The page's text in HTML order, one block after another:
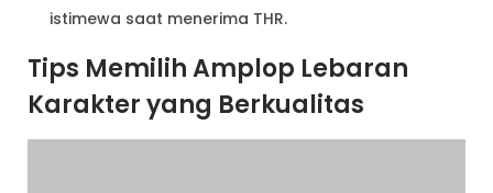
istimewa saat menerima THR.
Tips Memilih Amplop Lebaran
Karakter yang Berkualitas